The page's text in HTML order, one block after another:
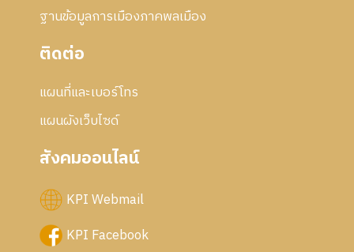
ฐานข้อมูลการเมืองภาคพลเมือง
ติดต่อ
แผนที่และเบอร์โทร
แผนผังเว็บไซด์
สังคมออนไลน์
KPI Webmail
KPI Facebook